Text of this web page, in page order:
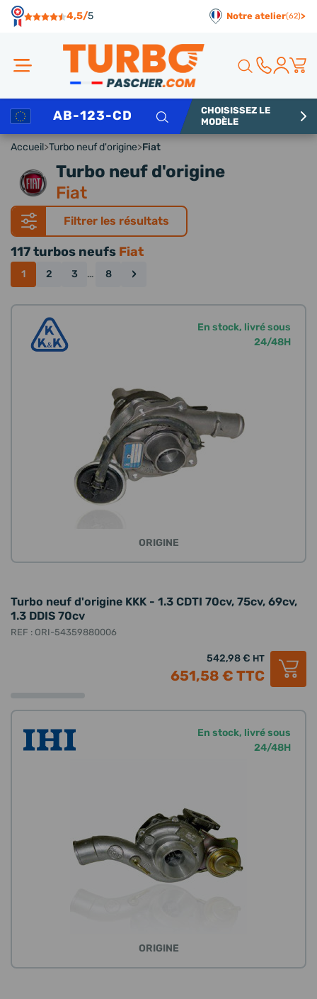
4,5/5 Notre atelier(62)>
Rechercher
CHOISISSEZ LE
MODÈLE
Accueil>Turbo neuf d'origine>Fiat
Turbo neuf d'origine
Fiat
Filtrer les résultats
117 turbos neufs Fiat
1 2 3 … 8 ›
En stock, livré sous
24/48H
ORIGINE
Turbo neuf d'origine KKK - 1.3 CDTI 70cv, 75cv, 69cv,
1.3 DDIS 70cv
REF : ORI-54359880006
542,98 € HT
651,58 € TTC
En stock, livré sous
24/48H
ORIGINE
Panneau de gestion des cookies